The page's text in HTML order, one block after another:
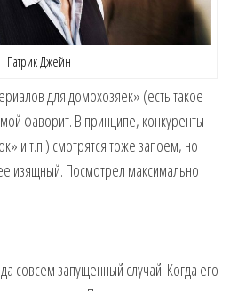
Патрик Джейн
для домохозяек» (есть такое
фаворит. В принципе, конкуренты
и т.п.) смотрятся тоже запоем, но
изящный. Посмотрел максимально
совсем запущенный случай! Когда его